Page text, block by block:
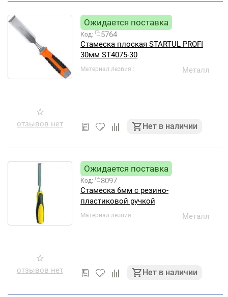
отзывов нет
Ожидается поставка
Код:
5764
Стамеска плоская STARTUL PROFI
30мм ST4075-30
Материал лезвия Металл
Нет в наличии
отзывов нет
Ожидается поставка
Код:
8097
Стамеска 6мм с резино-
пластиковой ручкой
Материал лезвия Металл
Нет в наличии